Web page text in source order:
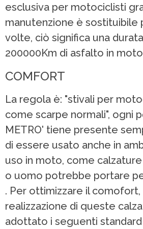
esclusiva per motociclisti
manutenzione è sostituibile
volte, ciò significa una
200000Km di asfalto in
COMFORT
La regola è: "stivali per
come scarpe normali", ogni
METRO' tiene presente
di essere usato anche in
uso in moto, come
o uomo potrebbe portare
. Per ottimizzare il comofort,
realizzazione di queste
adottato i seguenti